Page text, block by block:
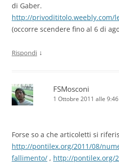
di Gaber.
http://privodititolo.weebly.com/
(occorre scendere fino al 6 di
Rispondi ↓
FSMosconi
1 Ottobre 2011 alle
Forse so a che articoletti si
http://pontilex.org/2011/08/
fallimento/ , http://pontilex.org/